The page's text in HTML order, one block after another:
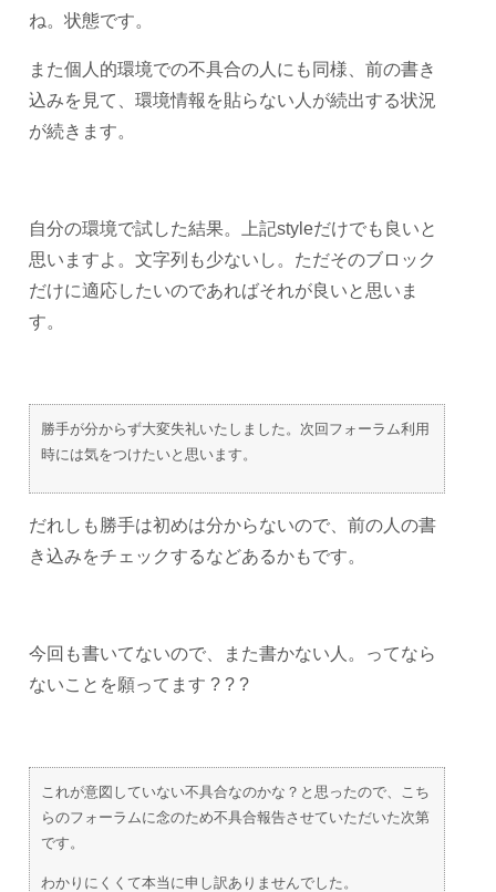
ね。状態です。
また個人的環境での不具合の人にも同様、前の書き
込みを見て、環境情報を貼らない人が続出する状況
が続きます。
自分の環境で試した結果。上記styleだけでも良いと
思いますよ。文字列も少ないし。ただそのブロック
だけに適応したいのであればそれが良いと思いま
す。
勝手が分からず大変失礼いたしました。次回フォーラム利用
時には気をつけたいと思います。
だれしも勝手は初めは分からないので、前の人の書
き込みをチェックするなどあるかもです。
今回も書いてないので、また書かない人。ってなら
ないことを願ってます ? ? ?
これが意図していない不具合なのかな？と思ったので、こち
らのフォーラムに念のため不具合報告させていただいた次第
です。
わかりにくくて本当に申し訳ありませんでした。